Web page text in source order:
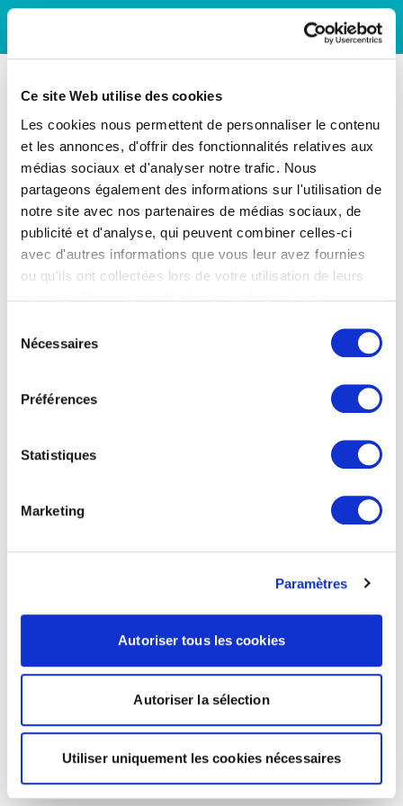
Ce site Web utilise des cookies
Les cookies nous permettent de personnaliser le contenu
et les annonces, d'offrir des fonctionnalités relatives aux
médias sociaux et d'analyser notre trafic. Nous
partageons également des informations sur l'utilisation de
notre site avec nos partenaires de médias sociaux, de
publicité et d'analyse, qui peuvent combiner celles-ci
avec d'autres informations que vous leur avez fournies
ou qu'ils ont collectées lors de votre utilisation de leurs
Nécessaires
Préférences
Statistiques
Marketing
Paramètres
Autoriser tous les cookies
Autoriser la sélection
Utiliser uniquement les cookies nécessaires